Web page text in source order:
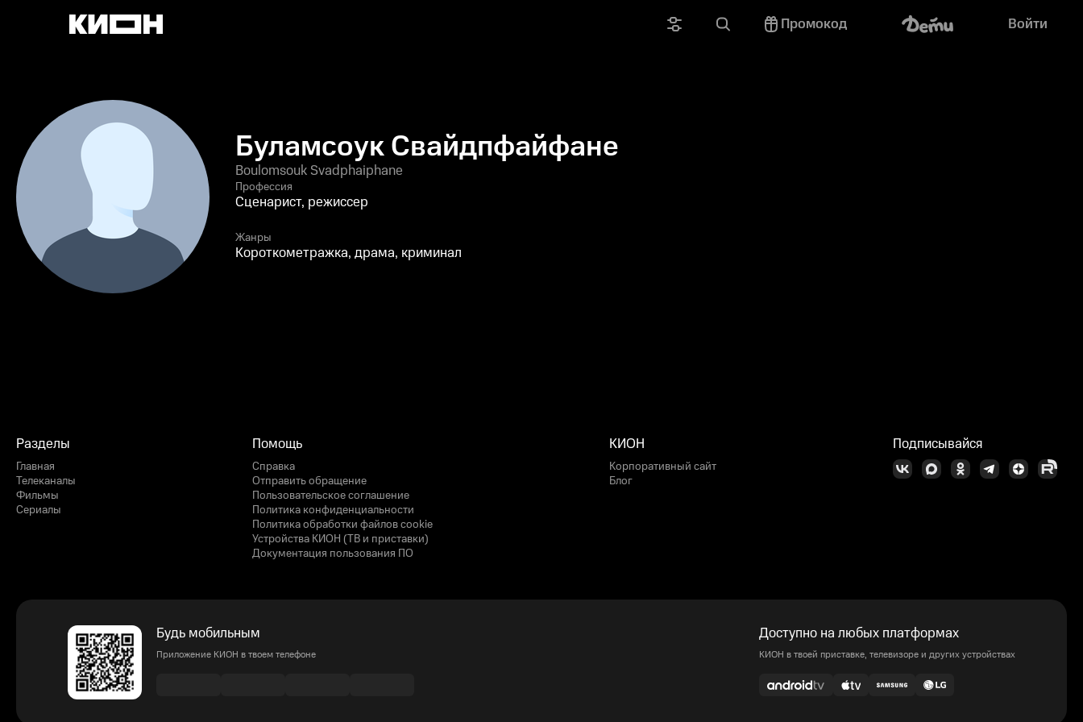
Промокод Войти
Буламсоук Свайдпфайфане
Boulomsouk Svadphaiphane
Профессия
Сценарист, режиссер
Жанры
Короткометражка, драма, криминал
Разделы
Главная
Телеканалы
Фильмы
Сериалы
Помощь
Справка
Отправить обращение
Пользовательское соглашение
Политика конфиденциальности
Политика обработки файлов cookie
Устройства КИОН (ТВ и приставки)
Документация пользования ПО
КИОН
Корпоративный сайт
Блог
Подписывайся
Будь мобильным
Приложение КИОН в твоем телефоне
Доступно на любых платформах
КИОН в твоей приставке, телевизоре и других устройствах